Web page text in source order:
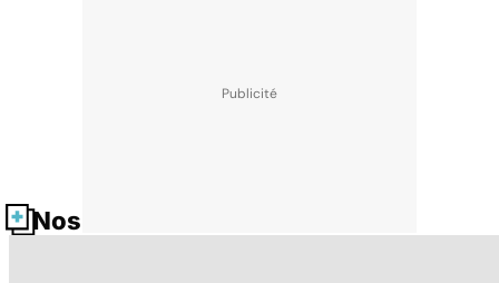
Nos fiches santé